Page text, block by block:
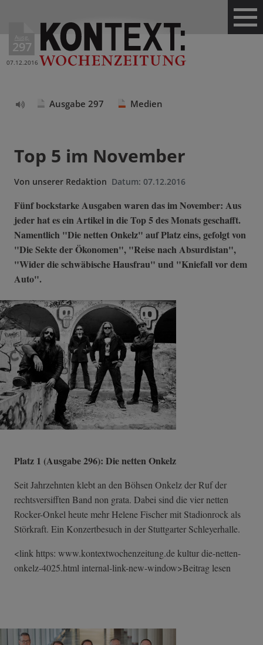
Ausg.
297
07.12.2016
Ausgabe 297 Medien
Top 5 im November
Von unserer Redaktion Datum: 07.12.2016
Fünf bockstarke Ausgaben waren das im November: Aus
jeder hat es ein Artikel in die Top 5 des Monats geschafft.
Namentlich "Die netten Onkelz" auf Platz eins, gefolgt von
"Die Sekte der Ökonomen", "Reise nach Absurdistan",
"Wider die schwäbische Hausfrau" und "Kniefall vor dem
Auto".
Platz 1 (Ausgabe 296): Die netten Onkelz
Seit Jahrzehnten klebt an den Böhsen Onkelz der Ruf der
rechtsversifften Band non grata. Dabei sind die vier netten
Rocker-Onkel heute mehr Helene Fischer mit Stadionrock als
Störkraft. Ein Konzertbesuch in der Stuttgarter Schleyerhalle.
<link https: www.kontextwochenzeitung.de kultur die-netten-
onkelz-4025.html internal-link-n­ew-window>Beitr­ag lesen